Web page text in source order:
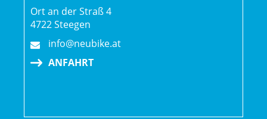
Ort an der Straß 4
4722 Steegen
info@neubike.at
ANFAHRT